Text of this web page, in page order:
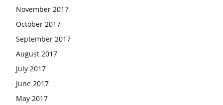
November 2017
October 2017
September 2017
August 2017
July 2017
June 2017
May 2017